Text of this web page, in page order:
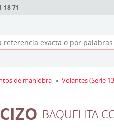
18 71
de maniobra » Volantes (Serie
BAQUELITA